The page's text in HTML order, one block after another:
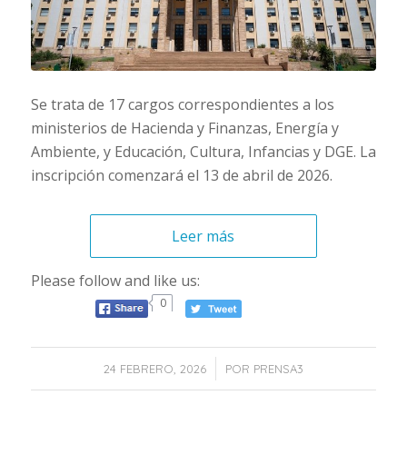
Se trata de 17 cargos correspondientes a los
ministerios de Hacienda y Finanzas, Energía y
Ambiente, y Educación, Cultura, Infancias y DGE. La
inscripción comenzará el 13 de abril de 2026.
Leer más
Please follow and like us:
0
24 FEBRERO, 2026
/ POR PRENSA3